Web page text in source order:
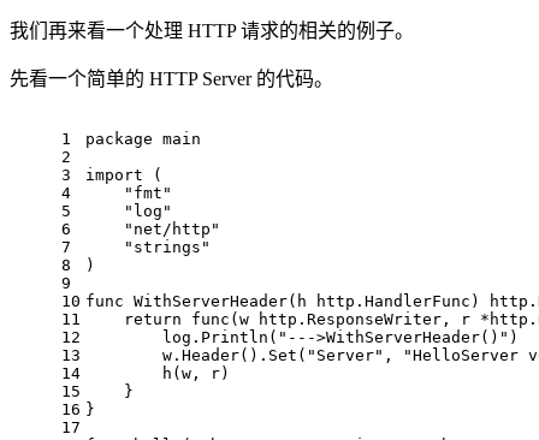
我们再来看一个处理 HTTP 请求的相关的例子。
先看一个简单的 HTTP Server 的代码。
1
2
3
4
5
6
7
8
9
10
11
12
13
14
15
16
17
package main
import (
"fmt"
"log"
"net/http"
"strings"
)
func WithServerHeader(h http.HandlerFunc)
return
func (w http.ResponseWriter, r
        log.Println(
"--->WithServerHeader()" )
        w.Header().Set(
"Server" ,
"HelloServer
        h(w, r)
    }
}